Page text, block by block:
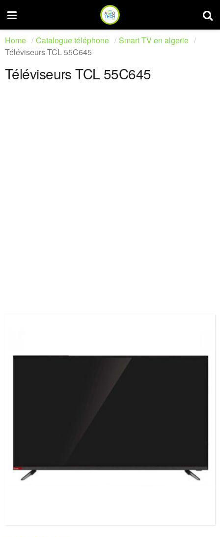
Home Catalogue téléphone
Smart TV en algerie
Téléviseurs TCL 55C645
Téléviseurs TCL 55C645